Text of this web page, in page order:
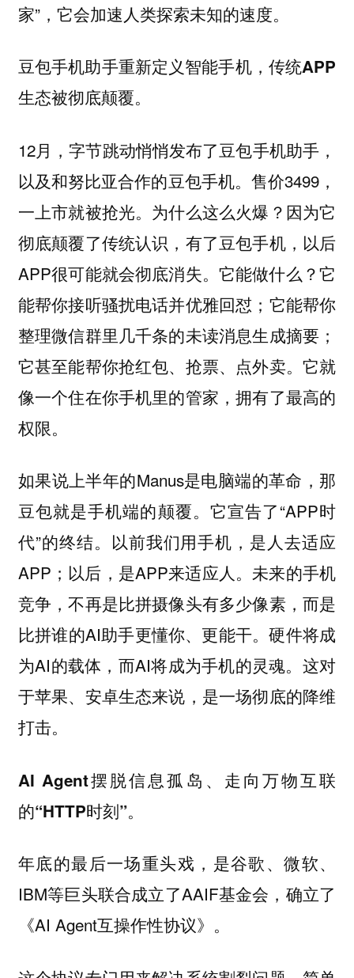
家”，它会加速人类探索未知的速度。
豆包手机助手重新定义智能手机，传统APP
生态被彻底颠覆。
12月，字节跳动悄悄发布了豆包手机助手，
以及和努比亚合作的豆包手机。售价3499，
一上市就被抢光。为什么这么火爆？因为它
彻底颠覆了传统认识，有了豆包手机，以后
APP很可能就会彻底消失。它能做什么？它
能帮你接听骚扰电话并优雅回怼；它能帮你
整理微信群里几千条的未读消息生成摘要；
它甚至能帮你抢红包、抢票、点外卖。它就
像一个住在你手机里的管家，拥有了最高的
权限。
如果说上半年的Manus是电脑端的革命，那
豆包就是手机端的颠覆。它宣告了“APP时
代”的终结。以前我们用手机，是人去适应
APP；以后，是APP来适应人。未来的手机
竞争，不再是比拼摄像头有多少像素，而是
比拼谁的AI助手更懂你、更能干。硬件将成
为AI的载体，而AI将成为手机的灵魂。这对
于苹果、安卓生态来说，是一场彻底的降维
打击。
AI Agent摆脱信息孤岛、走向万物互联
的“HTTP时刻”。
年底的最后一场重头戏，是谷歌、微软、
IBM等巨头联合成立了AAIF基金会，确立了
《AI Agent互操作性协议》。